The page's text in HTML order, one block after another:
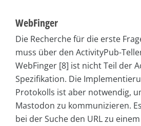
WebFinger
Die Recherche für die erste
muss über den ActivityPub-
WebFinger [8] ist nicht Teil der
Spezifikation. Die
Protokolls ist aber notwendig,
Mastodon zu kommunizieren.
bei der Suche den URL zu